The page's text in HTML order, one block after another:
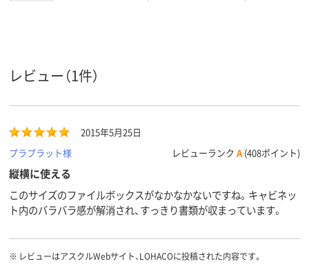
向き タテ
レビュー（1件）
2015年5月25日
プラプラット様
レビューランク A (408ポイント)
縦横に使える
このサイズのファイルボックスがなかなかないですね。キャビネッ
ト内のバラバラ感が解消され、すっきり書類が収まっています。
※ レビューはアスクルWebサイト、LOHACOに投稿された内容です。